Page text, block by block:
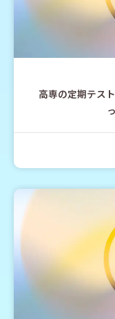
高専の定期テス